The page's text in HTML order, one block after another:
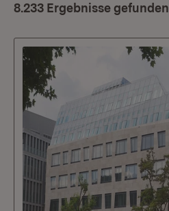
8.233 Ergebnisse gefunden